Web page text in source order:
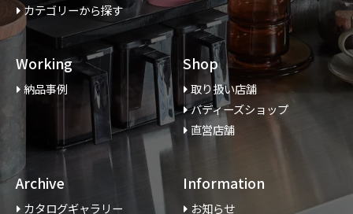
カテゴリーから探す
Working
納品事例
Shop
取り扱い店舗
バディーズショップ
直営店舗
Archive
カタログギャラリー
Information
お知らせ